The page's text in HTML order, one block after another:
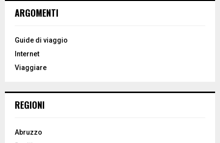
h
o
:
ARGOMENTI
Guide di viaggio
Internet
Viaggiare
REGIONI
Abruzzo